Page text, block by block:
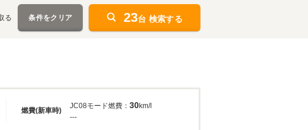
る 条件をクリア 23台 検索する
燃費(新車時)
JC08モード燃費： 30km/l
---